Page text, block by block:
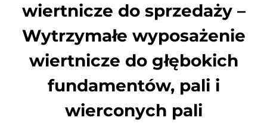
wiertnicze do sprzedaży –
Wytrzymałe wyposażenie
wiertnicze do głębokich
fundamentów, pali i
wierconych pali